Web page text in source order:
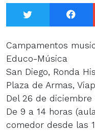
Twitter
Campamentos
Educo-Música
San Diego, Ronda
Plaza de Armas,
Del 26 de diciembre
De 9 a 14 horas
comedor desde las